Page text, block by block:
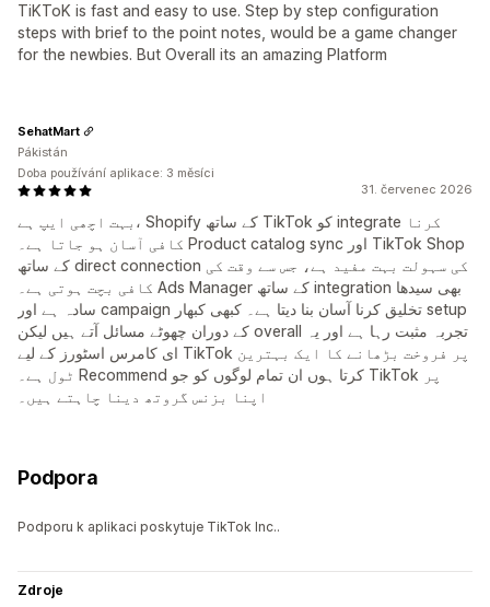
TiKToK is fast and easy to use. Step by step configuration
steps with brief to the point notes, would be a game changer
for the newbies. But Overall its an amazing Platform
31. červenec 2026
بہت اچھی ایپ ہے، Shopify کے ساتھ TikTok کو integrate کرنا
کافی آسان ہو جاتا ہے۔ Product catalog sync اور TikTok Shop
کے ساتھ direct connection کی سہولت بہت مفید ہے، جس سے وقت کی
کافی بچت ہوتی ہے۔ Ads Manager کے ساتھ integration بھی سیدھا
سادہ ہے اور campaign تخلیق کرنا آسان بنا دیتا ہے۔ کبھی کبھار setup
کے دوران چھوٹے مسائل آتے ہیں لیکن overall تجربہ مثبت رہا ہے اور یہ
ای کامرس اسٹورز کے لیے TikTok پر فروخت بڑھانے کا ایک بہترین
ٹول ہے۔ Recommend کرتا ہوں ان تمام لوگوں کو جو TikTok پر
اپنا بزنس گروتھ دینا چاہتے ہیں۔
SehatMart
Pákistán
Doba používání aplikace: 3 měsíci
Podpora
Podporu k aplikaci poskytuje TikTok Inc..
Zdroje